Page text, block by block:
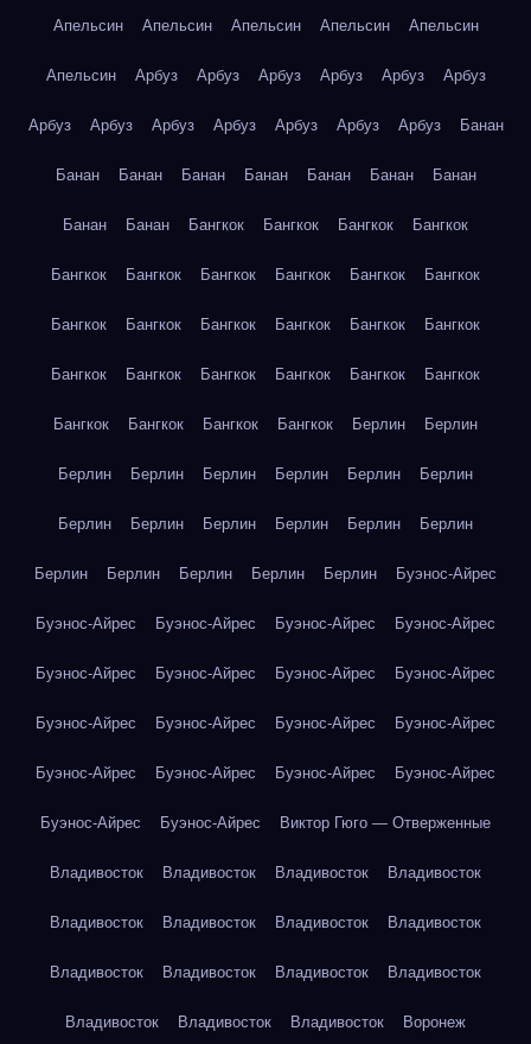
Апельсин Апельсин Апельсин Апельсин Апельсин
Апельсин Арбуз Арбуз Арбуз Арбуз Арбуз Арбуз
Арбуз Арбуз Арбуз Арбуз Арбуз Арбуз Арбуз Банан
Банан Банан Банан Банан Банан Банан Банан
Банан Банан Бангкок Бангкок Бангкок Бангкок
Бангкок Бангкок Бангкок Бангкок Бангкок Бангкок
Бангкок Бангкок Бангкок Бангкок Бангкок Бангкок
Бангкок Бангкок Бангкок Бангкок Бангкок Бангкок
Бангкок Бангкок Бангкок Бангкок Берлин Берлин
Берлин Берлин Берлин Берлин Берлин Берлин
Берлин Берлин Берлин Берлин Берлин Берлин
Берлин Берлин Берлин Берлин Берлин Буэнос-Айрес
Буэнос-Айрес Буэнос-Айрес Буэнос-Айрес Буэнос-Айрес
Буэнос-Айрес Буэнос-Айрес Буэнос-Айрес Буэнос-Айрес
Буэнос-Айрес Буэнос-Айрес Буэнос-Айрес Буэнос-Айрес
Буэнос-Айрес Буэнос-Айрес Буэнос-Айрес Буэнос-Айрес
Буэнос-Айрес Буэнос-Айрес Виктор Гюго — Отверженные
Владивосток Владивосток Владивосток Владивосток
Владивосток Владивосток Владивосток Владивосток
Владивосток Владивосток Владивосток Владивосток
Владивосток Владивосток Владивосток Воронеж